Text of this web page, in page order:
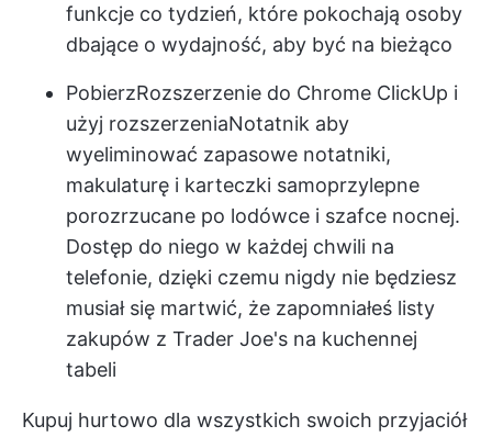
funkcje co tydzień, które pokochają osoby
dbające o wydajność, aby być na bieżąco
PobierzRozszerzenie do Chrome ClickUp i
użyj rozszerzeniaNotatnik aby
wyeliminować zapasowe notatniki,
makulaturę i karteczki samoprzylepne
porozrzucane po lodówce i szafce nocnej.
Dostęp do niego w każdej chwili na
telefonie, dzięki czemu nigdy nie będziesz
musiał się martwić, że zapomniałeś listy
zakupów z Trader Joe's na kuchennej
tabeli
Kupuj hurtowo dla wszystkich swoich przyjaciół